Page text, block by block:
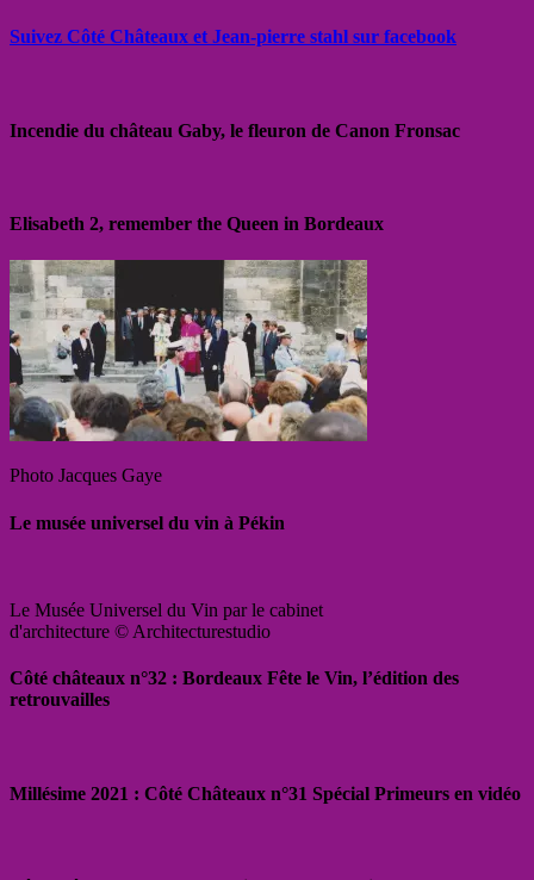
Suivez Côté Châteaux et Jean-pierre stahl sur facebook
Incendie du château Gaby, le fleuron de Canon Fronsac
Elisabeth 2, remember the Queen in Bordeaux
Photo Jacques Gaye
Le musée universel du vin à Pékin
Le Musée Universel du Vin par le cabinet
d'architecture © Architecturestudio
Côté châteaux n°32 : Bordeaux Fête le Vin, l’édition des
retrouvailles
Millésime 2021 : Côté Châteaux n°31 Spécial Primeurs en vidéo